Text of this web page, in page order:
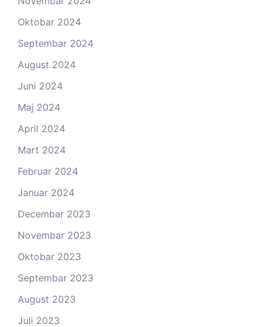
Oktobar 2024
Septembar 2024
August 2024
Juni 2024
Maj 2024
April 2024
Mart 2024
Februar 2024
Januar 2024
Decembar 2023
Novembar 2023
Oktobar 2023
Septembar 2023
August 2023
Juli 2023